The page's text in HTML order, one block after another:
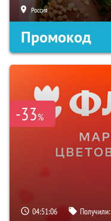
Россия
Промокод
-33%
04:51:05 Получили: